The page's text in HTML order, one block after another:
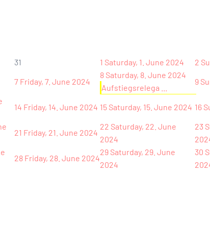
31 1 Saturday, 1. June 2024 2
7 Friday, 7. June 2024
8 Saturday, 8. June 2024
Aufstiegsrelega ...
9
14 Friday, 14. June 2024 15 Saturday, 15. June 2024 16
21 Friday, 21. June 2024
22 Saturday, 22. June
2024
23
28 Friday, 28. June 2024
29 Saturday, 29. June
2024
30